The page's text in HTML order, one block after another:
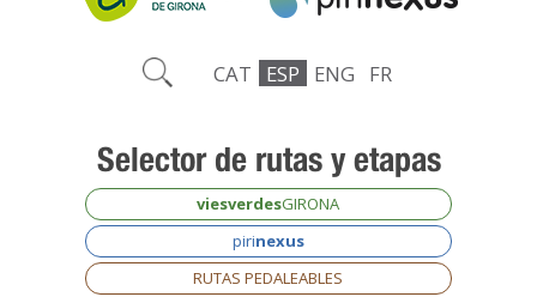
CAT ESP ENG FR
Selector de rutas y etapas
viesverdesGIRONA
pirinexus
RUTAS PEDALEABLES